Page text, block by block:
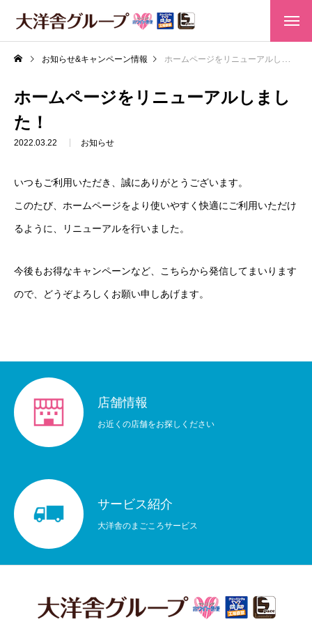
HOME
店舗情報
会社情報
採用情報
お知らせ&キャンペーン情報 ホームページをリニューアルしました！
ホームページをリニューアルしまし
た！
2022.03.22 お知らせ
いつもご利用いただき、誠にありがとうございます。
このたび、ホームページをより使いやすく快適にご利用いただけ
るように、リニューアルを行いました。
今後もお得なキャンペーンなど、こちらから発信してまいります
ので、どうぞよろしくお願い申しあげます。
店舗情報
お近くの店舗をお探しください
サービス紹介
大洋舎のまごころサービス